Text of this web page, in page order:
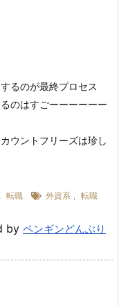
るのが最終プロセス
のはすごーーーーーー
ウントフリーズは珍し
, 転職 外資系 , 転職
by ペンギンどんぶり